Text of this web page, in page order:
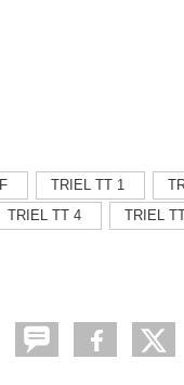
TRIEL TT 1
TRIEL TT 4
TRIEL